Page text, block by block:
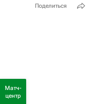
Поделиться
Матч-
центр